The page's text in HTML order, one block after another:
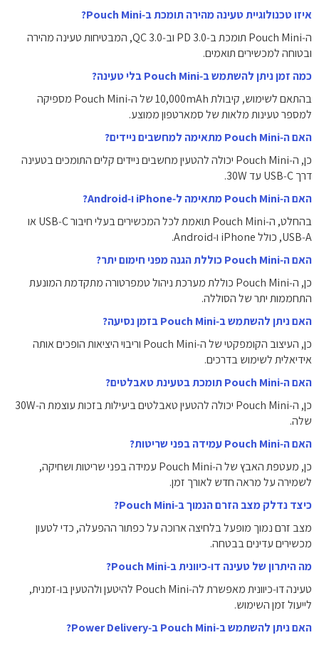
איזו טכנולוגיית טעינה מהירה תומכת ב‑Pouch Mini?
ה‑Pouch Mini תומכת ב‑PD 3.0 וב‑QC 3.0, המבטיחות טעינה מהירה
ובטוחה למכשירים תואמים.
כמה זמן ניתן להשתמש ב‑Pouch Mini בלי טעינה?
בהתאם לשימוש, קיבולת 10,000mAh של ה‑Pouch Mini מספיקה
למספר טעינות מלאות של סמארטפון ממוצע.
האם ה‑Pouch Mini מתאימה למחשבים ניידים?
כן, ה‑Pouch Mini יכולה להטעין מחשבים ניידים קלים התומכים בטעינה
דרך USB‑C עד 30W.
האם ה‑Pouch Mini מתאימה ל‑iPhone ו‑Android?
בהחלט, ה‑Pouch Mini תואמת לכל המכשירים בעלי חיבור USB‑C או
USB‑A, כולל iPhone ו‑Android.
האם ה‑Pouch Mini כוללת הגנה מפני חימום יתר?
כן, ה‑Pouch Mini כוללת מערכת ניהול טמפרטורה מתקדמת המונעת
התחממות יתר של הסוללה.
האם ניתן להשתמש ב‑Pouch Mini בזמן נסיעה?
כן, העיצוב הקומפקטי של ה‑Pouch Mini וריבוי היציאות הופכים אותה
אידיאלית לשימוש בדרכים.
האם ה‑Pouch Mini תומכת בטעינת טאבלטים?
כן, ה‑Pouch Mini יכולה להטעין טאבלטים ביעילות בזכות עוצמת ה‑30W
שלה.
האם ה‑Pouch Mini עמידה בפני שריטות?
כן, מעטפת האבץ של ה‑Pouch Mini עמידה בפני שריטות ושחיקה,
לשמירה על מראה חדש לאורך זמן.
כיצד נדלק מצב הזרם הנמוך ב‑Pouch Mini?
מצב זרם נמוך מופעל בלחיצה ארוכה על כפתור ההפעלה, כדי לטעון
מכשירים עדינים בבטחה.
מה היתרון של טעינה דו‑כיוונית ב‑Pouch Mini?
טעינה דו‑כיוונית מאפשרת לה‑Pouch Mini להיטען ולהטעין בו‑זמנית,
לייעול זמן השימוש.
האם ניתן להשתמש ב‑Pouch Mini ב‑Power Delivery?